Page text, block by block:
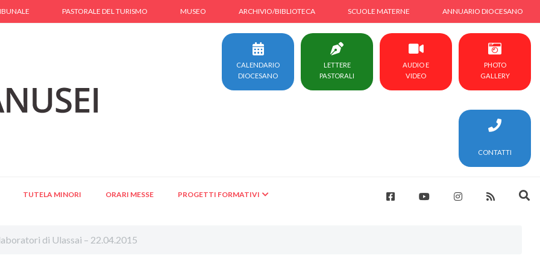
PASTORALE DEL TURISMO MUSEO ARCHIVIO/BIBLIOTECA SCUOLE MATERNE ANNUARIO DIOCESANO
CALENDARIO
DIOCESANO
LETTERE
PASTORALI
AUDIO E
VIDEO
PHOTO
GALLERY
CONTATTI
TUTELA MINORI ORARI MESSE PROGETTI FORMATIVI
di Ulassai – 22.04.2015